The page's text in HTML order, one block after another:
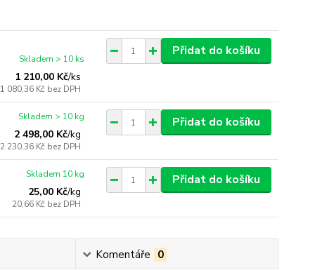
1 210,00 Kč/ks
1 080,36 Kč bez DPH
Skladem > 10 ks
Přidat do košíku
2 498,00 Kč/kg
2 230,36 Kč bez DPH
Skladem > 10 kg Přidat do košíku
25,00 Kč/kg
20,66 Kč bez DPH
Skladem 10 kg Přidat do košíku
Komentáře 0